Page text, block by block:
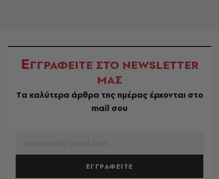
ΕΓΓΡΑΦΕΙΤΕ ΣΤΟ NEWSLETTER
ΜΑΣ
Tα καλύτερα άρθρα της ημέρας έρχονται στο
mail σου
ΕΓΓΡΑΦΕΙΤΕ